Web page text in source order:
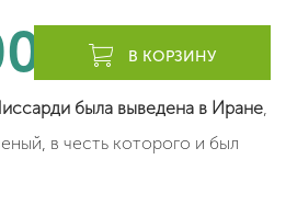
леевВ КОРЗИНУ
была выведена в Иране
в честь которого и был